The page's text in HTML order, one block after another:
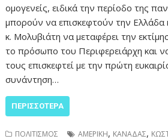
ομογενείς, ειδικά την περίοδο της
μπορούν να επισκεφτούν την Ελλάδα
κ. Μολυβιάτη να μεταφέρει την
το πρόσωπο του Περιφερειάρχη και
τους επισκεφτεί με την πρώτη
συνάντηση…
ΠΕΡΙΣΣΌΤΕΡΑ
ΠΟΛΙΤΙΣΜΟΣ ΑΜΕΡΙΚΗ, ΚΑΝΑΔΑΣ,